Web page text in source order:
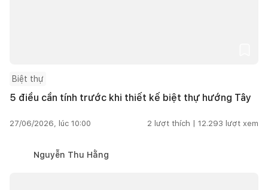
Biệt thự
5 điều cần tính trước khi thiết kế biệt thự hướng Tây
27/06/2026, lúc 10:00 2 lượt thích | 12.293 lượt xem
Nguyễn Thu Hằng